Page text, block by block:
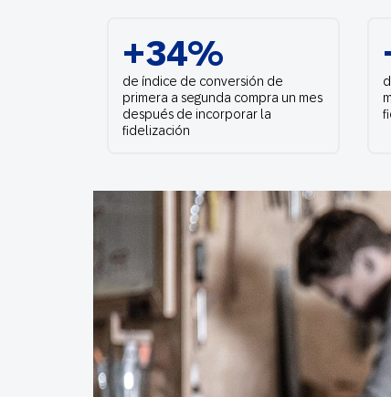
+34%
de índice de conversión de
primera a segunda compra un mes
después de incorporar la
fidelización